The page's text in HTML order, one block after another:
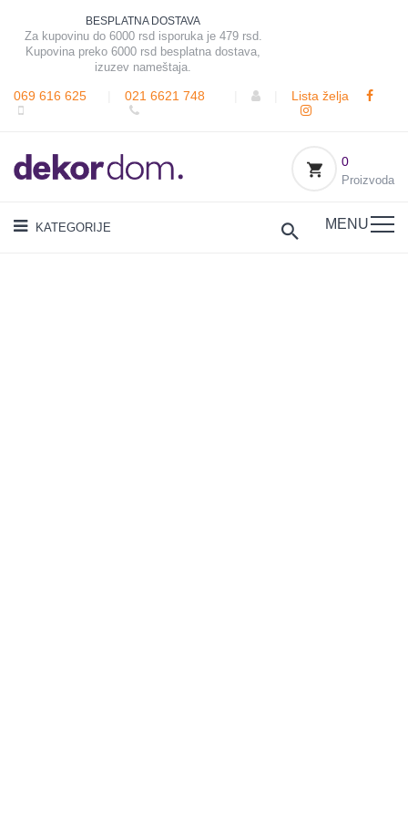
BESPLATNA DOSTAVA
Za kupovinu do 6000 rsd isporuka je 479 rsd.
Kupovina preko 6000 rsd besplatna dostava,
izuzev nameštaja.
069 616 625 021 6621 748 Lista želja
0
Proizvoda
KATEGORIJE MENU